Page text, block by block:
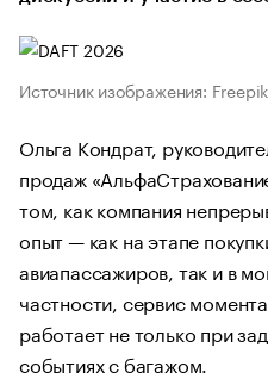
Источник изображения:
Ольга Кондрат,
продаж
том, как компания
опыт — как на этапе
авиапассажиров, так и в
частности, сервис
работает не только при
событиях с багажом.